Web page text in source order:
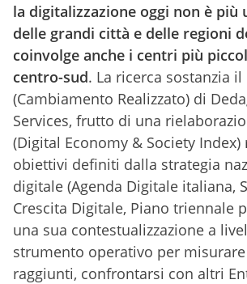
la digitalizzazione oggi non è più
delle grandi città e delle regioni
coinvolge anche i centri più
centro-sud. La ricerca sostanzia il
(Cambiamento Realizzato) di
Services, frutto di una
(Digital Economy & Society
obiettivi definiti dalla strategia
digitale (Agenda Digitale italiana,
Crescita Digitale, Piano triennale
una sua contestualizzazione a
strumento operativo per
raggiunti, confrontarsi con altri